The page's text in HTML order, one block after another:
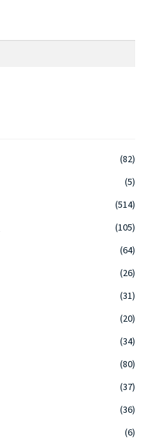
A
(82)
(5)
(514)
(105)
(64)
(26)
(31)
(20)
(34)
(80)
(37)
(36)
(6)